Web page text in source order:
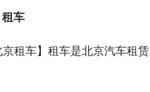
车
车】租车是北京汽车租赁